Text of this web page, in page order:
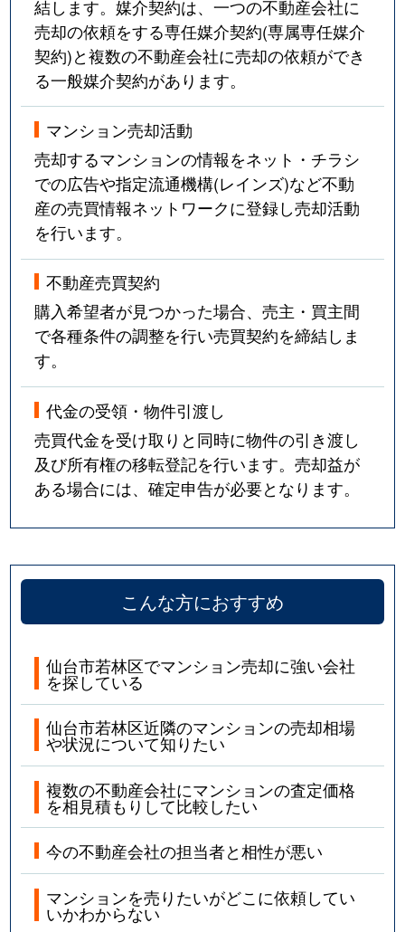
結します。媒介契約は、一つの不動産会社に
売却の依頼をする専任媒介契約(専属専任媒介
契約)と複数の不動産会社に売却の依頼ができ
る一般媒介契約があります。
マンション売却活動
売却するマンションの情報をネット・チラシ
での広告や指定流通機構(レインズ)など不動
産の売買情報ネットワークに登録し売却活動
を行います。
不動産売買契約
購入希望者が見つかった場合、売主・買主間
で各種条件の調整を行い売買契約を締結しま
す。
代金の受領・物件引渡し
売買代金を受け取りと同時に物件の引き渡し
及び所有権の移転登記を行います。売却益が
ある場合には、確定申告が必要となります。
こんな方におすすめ
仙台市若林区でマンション売却に強い会社
を探している
仙台市若林区近隣のマンションの売却相場
や状況について知りたい
複数の不動産会社にマンションの査定価格
を相見積もりして比較したい
今の不動産会社の担当者と相性が悪い
マンションを売りたいがどこに依頼してい
いかわからない